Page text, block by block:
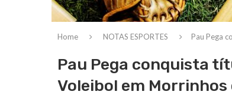
Home NOTAS ESPORTES Pau Pega
Pau Pega conquista
Voleibol em Morrinhos